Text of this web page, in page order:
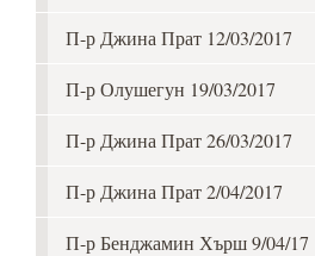
П-р Джина Прат 12/03/2017
П-р Олушегун 19/03/2017
П-р Джина Прат 26/03/2017
П-р Джина Прат 2/04/2017
П-р Бенджамин Хърш 9/04/17